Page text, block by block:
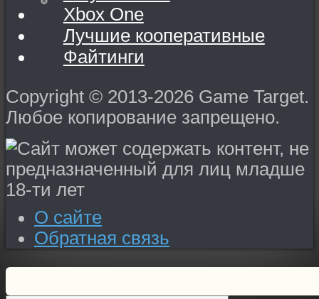
Xbox One
Лучшие кооперативные
Файтинги
Copyright © 2013-2026 Game Target.
Любое копирование запрещено.
О сайте
Обратная связь